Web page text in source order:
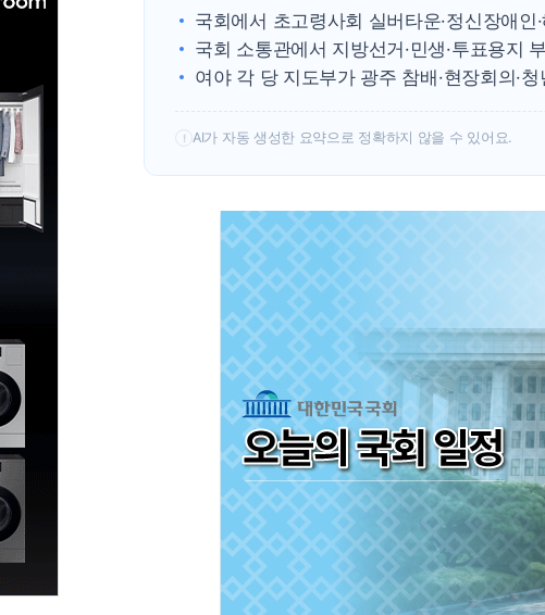
국회에서 초고령사회 실버타운·정신장애
국회 소통관에서 지방선거·민생·투표용지
여야 각 당 지도부가 광주 참배·현장회의·
! AI가 자동 생성한 요약으로 정확하지 않을 수 있어요.